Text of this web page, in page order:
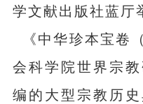
学文献出版社蓝厅
《中华珍本宝卷
会科学院世界宗
编的大型宗教历